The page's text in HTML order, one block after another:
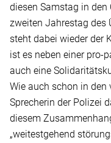
diesen Samstag in den
zweiten Jahrestag des
steht dabei wieder der
ist es neben einer pro-
auch eine
Wie auch schon in den
Sprecherin der Polizei
diesem
„weitestgehend